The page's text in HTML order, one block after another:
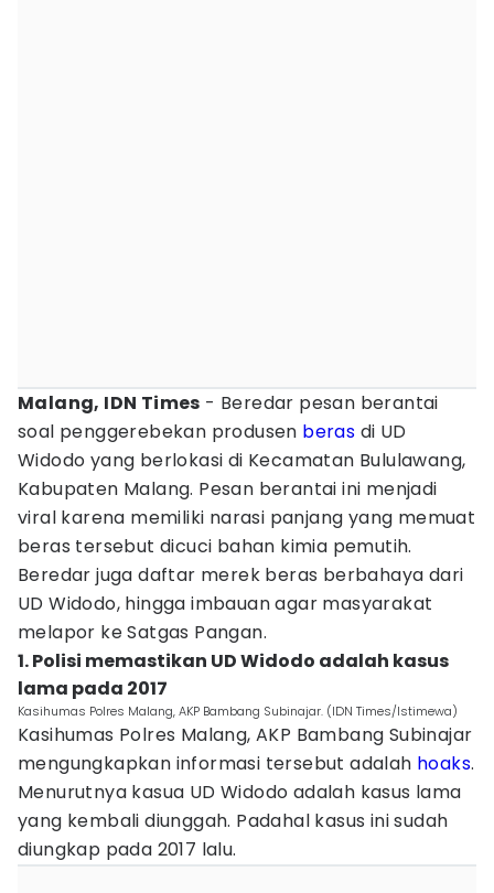
Malang, IDN Times - Beredar pesan berantai
soal penggerebekan produsen beras di UD
Widodo yang berlokasi di Kecamatan Bululawang,
Kabupaten Malang. Pesan berantai ini menjadi
viral karena memiliki narasi panjang yang memuat
beras tersebut dicuci bahan kimia pemutih.
Beredar juga daftar merek beras berbahaya dari
UD Widodo, hingga imbauan agar masyarakat
melapor ke Satgas Pangan.
1. Polisi memastikan UD Widodo adalah kasus
lama pada 2017
Kasihumas Polres Malang, AKP Bambang Subinajar. (IDN Times/Istimewa)
Kasihumas Polres Malang, AKP Bambang Subinajar
mengungkapkan informasi tersebut adalah hoaks.
Menurutnya kasua UD Widodo adalah kasus lama
yang kembali diunggah. Padahal kasus ini sudah
diungkap pada 2017 lalu.